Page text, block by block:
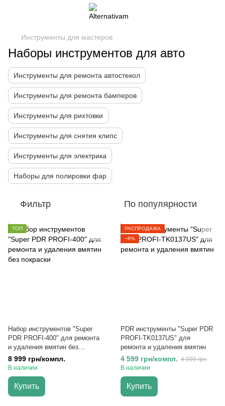
Инструменты для мастеров
Наборы инструментов для авто
Инструменты для ремонта автостекол
Инструменты для ремонта бамперов
Инструменты для рихтовки
Инструменты для снятия клипс
Инструменты для электрика
Наборы для полировки фар
Фильтр По популярности
ТОП
Набор инструментов "Super
PDR PROFI-400" для ремонта
и удаления вмятин без
покраски
8 999 грн/компл.
В наличии
Купить
РАСПРОДАЖА
−8%
PDR инструменты "Super PDR
PROFI-TK0137US" для
ремонта и удаления вмятин
4 599 грн/компл. 4 999 грн
В наличии
Купить